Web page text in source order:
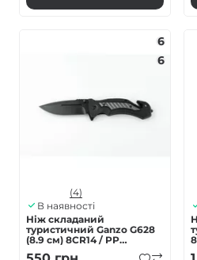
6
6
(4)
В наявності
Ніж складаний
туристичний Ganzo G628
(8.9 см) 8CR14 / PP
алюміній сірий